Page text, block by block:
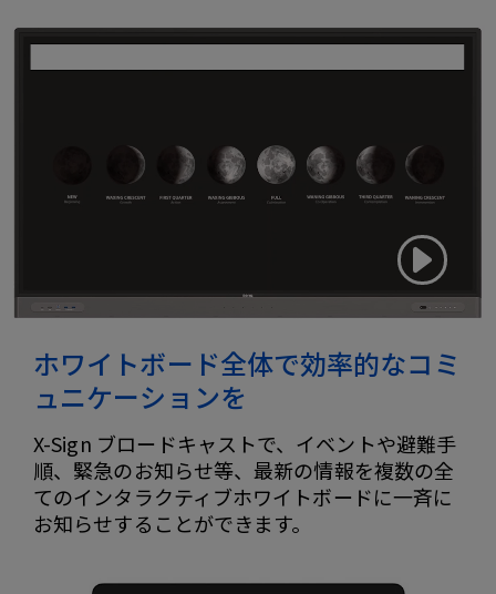
ホワイトボード全体で効率的なコミ
ュニケーションを
X-Sign ブロードキャストで、イベントや避難手
順、緊急のお知らせ等、最新の情報を複数の全
てのインタラクティブホワイトボードに一斉に
お知らせすることができます。